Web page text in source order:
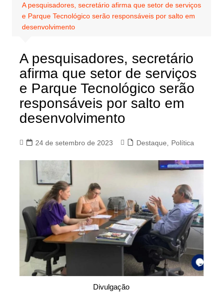
A pesquisadores, secretário afirma que setor de serviços
e Parque Tecnológico serão responsáveis por salto em
desenvolvimento
A pesquisadores, secretário
afirma que setor de serviços
e Parque Tecnológico serão
responsáveis por salto em
desenvolvimento
24 de setembro de 2023 Destaque Política
Divulgação